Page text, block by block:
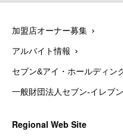
加盟店オーナー募集
アルバイト情報
セブン&アイ・ホールディン
一般財団法人セブン-イレブ
Regional Web Site